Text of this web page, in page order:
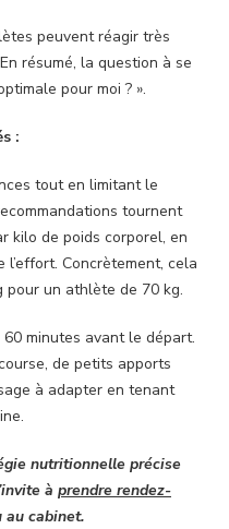
peuvent réagir très
résumé, la question à se
pour moi ? ».
:
tout en limitant le
tournent
kilo de poids corporel, en
Concrètement, cela
pour un athlète de 70 kg.
60 minutes avant le départ.
de petits apports
à adapter en tenant
nutritionnelle précise
à prendre rendez-
au cabinet.